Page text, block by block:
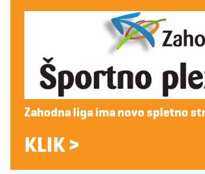
Zahodna liga ima novo spletno
KLIK >